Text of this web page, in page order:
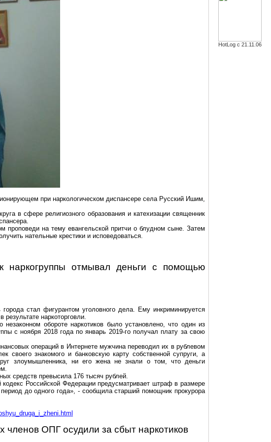
при наркологическом диспансере села Русский Ишим,
в сфере религиозного образования и катехизациисвященник
на тему евангельской притчи о блудном сыне. Затем
нательные крестики и исповедоваться.
наркогруппы отмывал деньги с помощью
стал фигурантом уголовного дела. Ему инкриминируется
наркоторговли.
незаконном обороте наркотиков было установлено, что один из
с ноября 2018 года по январь 2019-го получал плату за свою
операций в Интернете мужчина переводил их в рублевом
своего знакомого и банковскую карту собственной супруги, а
злоумышленника, ни его жена не знали о том, что деньги
средств превысила 176 тысяч рублей.
Российской Федерации предусматривает штраф в размере
до одного года», - сообщила старший помощник прокурора
членов ОПГ осудили за сбыт наркотиков
HotLog с 21.11.06